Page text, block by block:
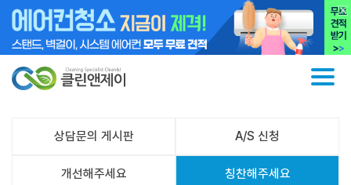
상담문의 게시판 A/S 신청
개선해주세요 칭찬해주세요